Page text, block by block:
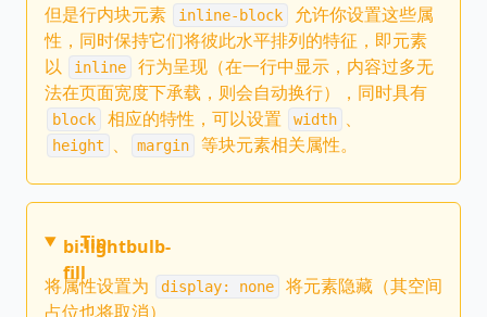
但是行内块元素
inline-block
允许你设置这些属
性，同时保持它们将彼此水平排列的特征，即元素
以
inline
行为呈现（在一行中显示，内容过多无
法在页面宽度下承载，则会自动换行），同时具有
block 相应的特性，可以设置 width 、
height 、 margin 等块元素相关属性。
bi:lightbulb-
fill
Tip
将属性设置为
display: none
将元素隐藏（其空间
占位也将取消）